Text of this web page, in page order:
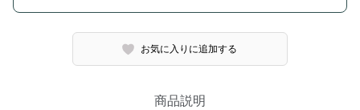
お気に入りに追加する
商品説明